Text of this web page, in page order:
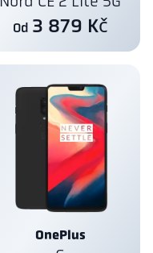
Od 3 879 Kč
OnePlus